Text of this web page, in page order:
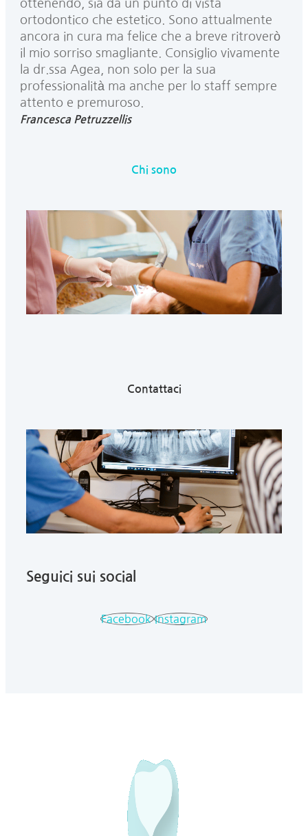
ottenendo, sia da un punto di vista
ortodontico che estetico. Sono attualmente
ancora in cura ma felice che a breve ritroverò
il mio sorriso smagliante. Consiglio vivamente
la dr.ssa Agea, non solo per la sua
professionalità ma anche per lo staff sempre
attento e premuroso.
Francesca Petruzzellis
Chi sono
Contattaci
Seguici sui social
Facebook Instagram